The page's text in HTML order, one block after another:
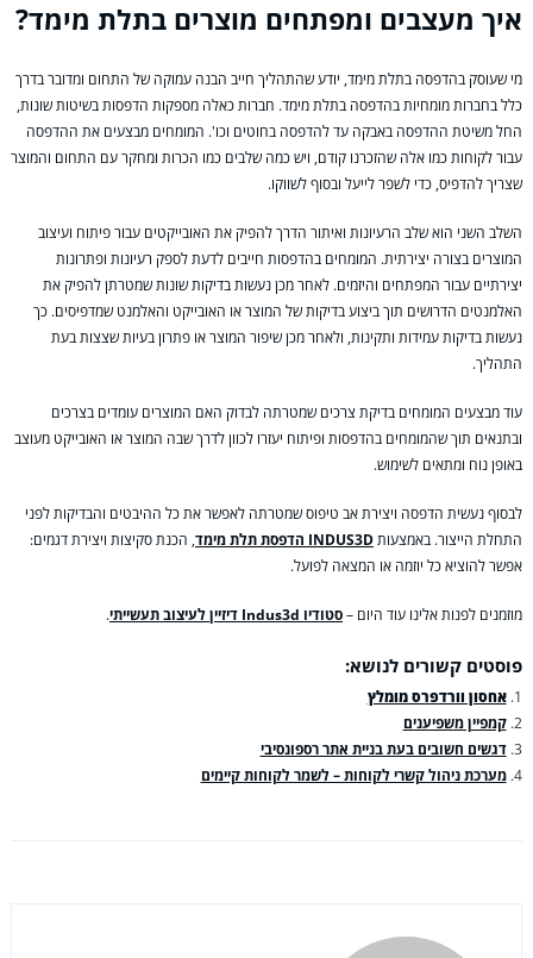
איך מעצבים ומפתחים מוצרים בתלת מימד?
מי שעוסק בהדפסה בתלת מימד, יודע שהתהליך חייב הבנה עמוקה של התחום ומדובר בדרך
כלל בחברות מומחיות בהדפסה בתלת מימד. חברות כאלה מספקות הדפסות בשיטות שונות,
החל משיטת ההדפסה באבקה עד להדפסה בחוטים וכו'. המומחים מבצעים את ההדפסה
עבור לקוחות כמו אלה שהזכרנו קודם, ויש כמה שלבים כמו הכרות ומחקר עם התחום והמוצר
שצריך להדפיס, כדי לשפר לייעל ובסוף לשווקו.
השלב השני הוא שלב הרעיונות ואיתור הדרך להפיק את האובייקטים עבור פיתוח ועיצוב
המוצרים בצורה יצירתית. המומחים בהדפסות חייבים לדעת לספק רעיונות ופתרונות
יצירתיים עבור המפתחים והיזמים. לאחר מכן נעשות בדיקות שונות שמטרתן להפיק את
האלמנטים הדרושים תוך ביצוע בדיקות של המוצר או האובייקט והאלמנט שמדפיסים. כך
נעשות בדיקות עמידות ותקינות, ולאחר מכן שיפור המוצר או פתרון בעיות שצצות בעת
התהליך.
עוד מבצעים המומחים בדיקת צרכים שמטרתה לבדוק האם המוצרים עומדים בצרכים
ובתנאים תוך שהמומחים בהדפסות ופיתוח יעזרו לכוון לדרך שבה המוצר או האובייקט מעוצב
באופן נוח ומתאים לשימוש.
לבסוף נעשית הדפסה ויצירת אב טיפוס שמטרתה לאפשר את כל ההיבטים והבדיקות לפני
התחלת הייצור. באמצעותINDUS3D הדפסת תלת מימד
, הכנת סקיצות ויצירת דגמים:
אפשר להוציא כל יוזמה או המצאה לפועל.
מוזמנים לפנות אלינו עוד היום –סטודיו Indus3d דיזיין לעיצוב תעשייתי .
פוסטים קשורים לנושא:
אחסון וורדפרס מומלץ
קמפיין משפיענים
דגשים חשובים בעת בניית אתר רספונסיבי
מערכת ניהול קשרי לקוחות – לשמר לקוחות קיימים